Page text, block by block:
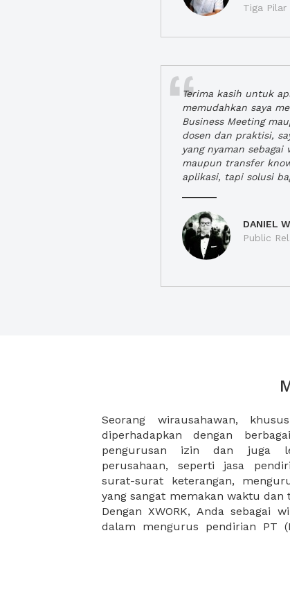
Tiga
Terima kasih untuk
memudahkan saya
Business Meeting
dosen dan praktisi,
yang nyaman
maupun transfer
aplikasi, tapi solusi
DANIEL
Public
Seorang wirausahawan,
diperhadapkan dengan
pengurusan izin dan juga
perusahaan, seperti jasa
surat-surat keterangan,
yang sangat memakan waktu dan
Dengan XWORK, Anda sebagai
dalam mengurus pendirian PT
(Persekutuan Komanditer) Anda
paket jasa pendirian PT dan
Pelayanan Pajak dengan
alamat legalitas untuk
sehingga Anda akan hemat
hemat biaya sewa kantor